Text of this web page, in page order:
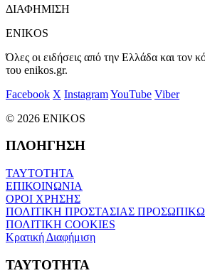
ΔΙΑΦΗΜΙΣΗ
ENIKOS
Όλες οι ειδήσεις από την Ελλάδα και τον
του enikos.gr.
Facebook X InstagramYouTube Viber
© 2026 ENIKOS
ΠΛΟΗΓΗΣΗ
ΤΑΥΤΟΤΗΤΑ
ΕΠΙΚΟΙΝΩΝΙΑ
ΟΡΟΙ ΧΡΗΣΗΣ
ΠΟΛΙΤΙΚΗ ΠΡΟΣΤΑΣΙΑΣ
ΠΟΛΙΤΙΚΗ COOKIES
Κρατική Διαφήμιση
ΤΑΥΤΟΤΗΤΑ